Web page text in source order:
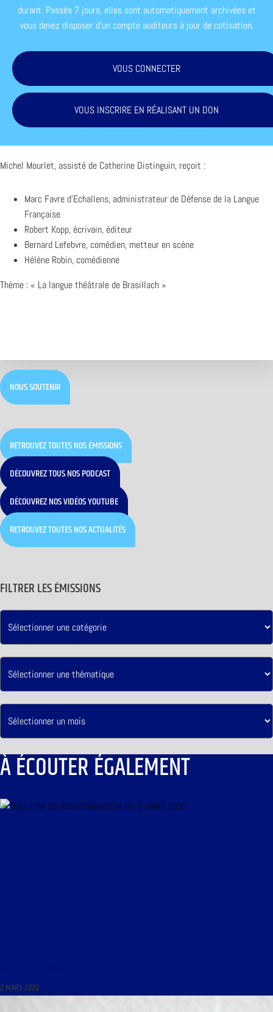
durant. Passés 7 jours, elles sont automatiquement archivées et
vous devez disposer d'un compte auditeurs à jour de cotisation.
VOUS CONNECTER
VOUS INSCRIRE EN RÉALISANT UN DON
Michel Mourlet, assisté de Catherine Distinguin, reçoit :
Marc Favre d’Echallens, administrateur de Défense de la Langue
Française
Robert Kopp, écrivain, éditeur
Bernard Lefebvre, comédien, metteur en scène
Hélène Robin, comédienne
Thème : « La langue théâtrale de Brasillach »
NOUS SOUTENIR
RETROUVEZ TOUTES NOS ÉMISSIONS
DÉCOUVREZ TOUS NOS PODCAST
DÉCOUVREZ NOS VIDÉOS YOUTUBE
RETROUVEZ TOUTES NOS ACTUALITÉS
FILTRER LES ÉMISSIONS
À ÉCOUTER ÉGALEMENT
2 MARS 2020